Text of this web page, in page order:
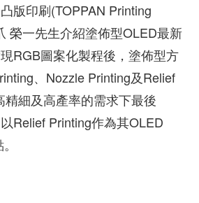
版印刷(TOPPAN Printing
榮一先生介紹塗佈型OLED最新
RGB圖案化製程後，塗佈型方
、Nozzle Printing及Relief
精細及高產率的需求下最後
Relief Printing作為其OLED